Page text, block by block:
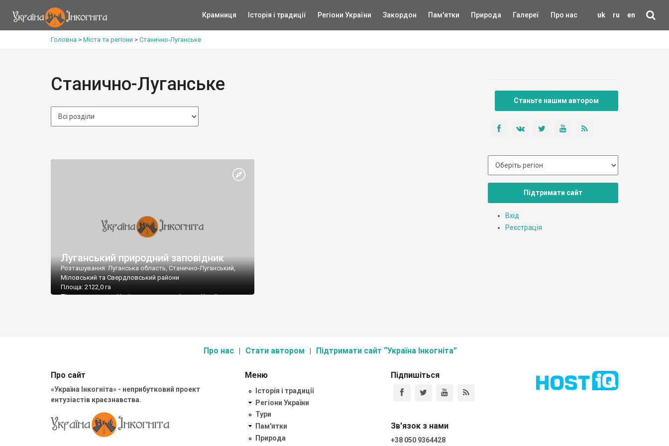
uk ru en
Крамниця Історія і традиції Регіони України Закордон Пам'ятки Природа Галереї Про нас
Головна > Міста та регіони > Станично-Луганське
Станично-Луганське
Луганський природний заповідник
Розташування: Луганська область, Станично-Луганський,
Міловський та Свердловський райони
Площа: 2122,0 га
Підпорядкування: Національна академія наук України
Станьте нашим автором
Підтримати сайт
Вхід
Реєстрація
Про нас Стати автором Підтримати сайт “Україна Інкогніта”
Про сайт
«Україна Інкогніта» - неприбутковий проект
ентузіастів краєзнавства.
Меню
Історія і традиції
Регіони України
Тури
Пам'ятки
Природа
Підпишіться
Зв'язок з нами
+38 050 9364428